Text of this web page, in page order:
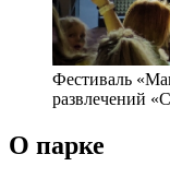
Фестиваль
развлечений
О парке